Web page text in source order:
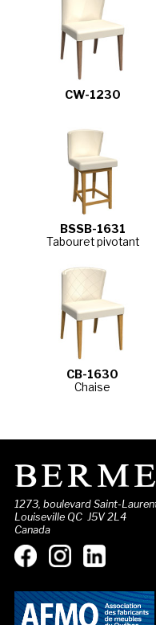
CW-1230
BSSB-1631
Tabouret pivotant
CB-1630
Chaise
1273, boulevard Saint-
Louiseville QC J5V 2L4
Canada